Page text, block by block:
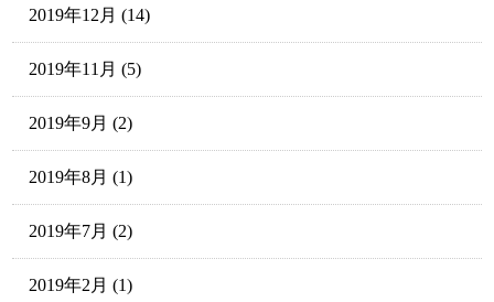
2019年12月 (14)
2019年11月 (5)
2019年9月 (2)
2019年8月 (1)
2019年7月 (2)
2019年2月 (1)